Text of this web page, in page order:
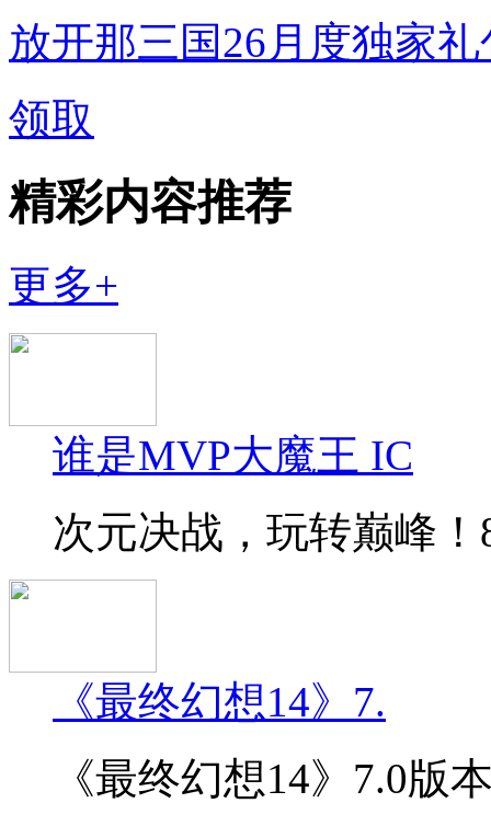
放开那三国26月度独家礼
领取
精彩内容推荐
更多+
谁是MVP大魔王 IC
次元决战，玩转巅峰
《最终幻想14》7.
《最终幻想14》7.0版